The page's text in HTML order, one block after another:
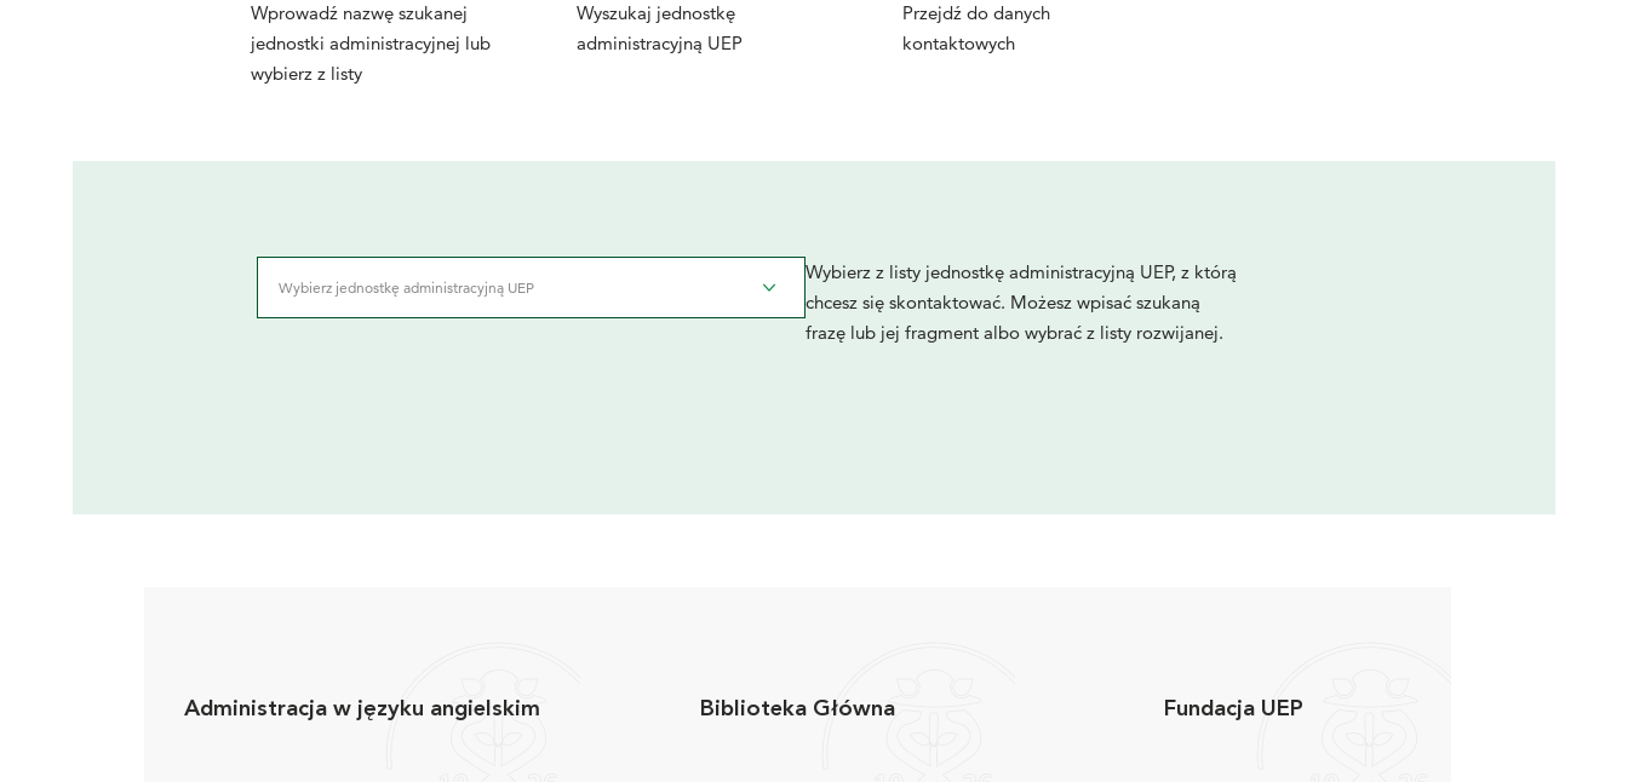
Wprowadź nazwę szukanej
jednostki administracyjnej lub
wybierz z listy
Wyszukaj jednostkę
administracyjną UEP
Przejdź do danych
kontaktowych
Wybierz jednostkę administracyjną UEP
Przeszukiwanie bazy...
Wybierz z listy jednostkę administracyjną UEP, z którą
chcesz się skontaktować. Możesz wpisać szukaną
frazę lub jej fragment albo wybrać z listy rozwijanej.
Administracja w języku angielskim Biblioteka Główna Fundacja UEP